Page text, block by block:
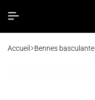
Accueil Bennes basculante